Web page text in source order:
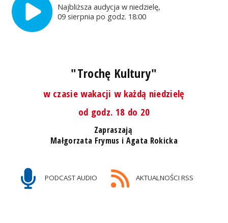
Najbliższa audycja w niedzielę,
09 sierpnia po godz. 18:00
"Trochę Kultury"
w czasie wakacji w każdą niedzielę
od godz. 18 do 20
Zapraszają
Małgorzata Frymus i Agata Rokicka
PODCAST AUDIO AKTUALNOŚCI RSS